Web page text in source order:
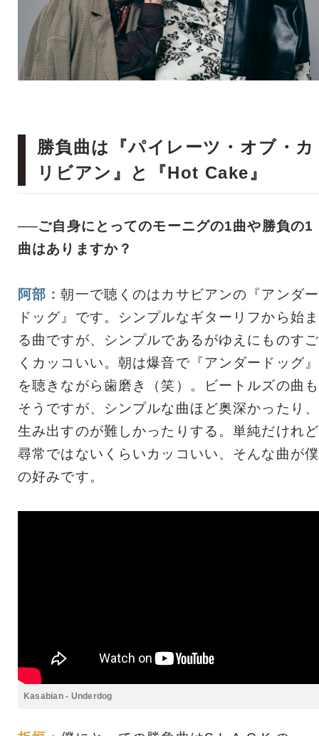
勝負曲は『パイレーツ・オブ・カ
リビアン』と『Hot Cake』
──ご自身にとってのモーニグの1曲や勝負の1
曲はありますか？
阿部：朝一で聴くのはカサビアンの『アンダー
ドッグ』です。シンプルなギターリフから始ま
る曲ですが、シンプルであるがゆえにものすご
くカッコいい。朝は爆音で『アンダードッグ』
を聴きながら歯磨き（笑）。ビートルズの曲も
そうですが、シンプルな曲ほど奥深かったり、
生み出すのが難しかったりする。単純だけれど
尋常ではないくらいカッコいい、そんな曲が僕
の好みです。
Kasabian - Underdog